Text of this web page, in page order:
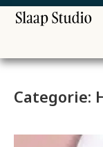
Categorie: